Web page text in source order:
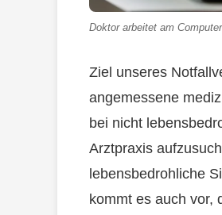
Doktor arbeitet am
Ziel unseres
angemessene
bei nicht
Arztpraxis
lebensbedrohliche
kommt es auch vor,